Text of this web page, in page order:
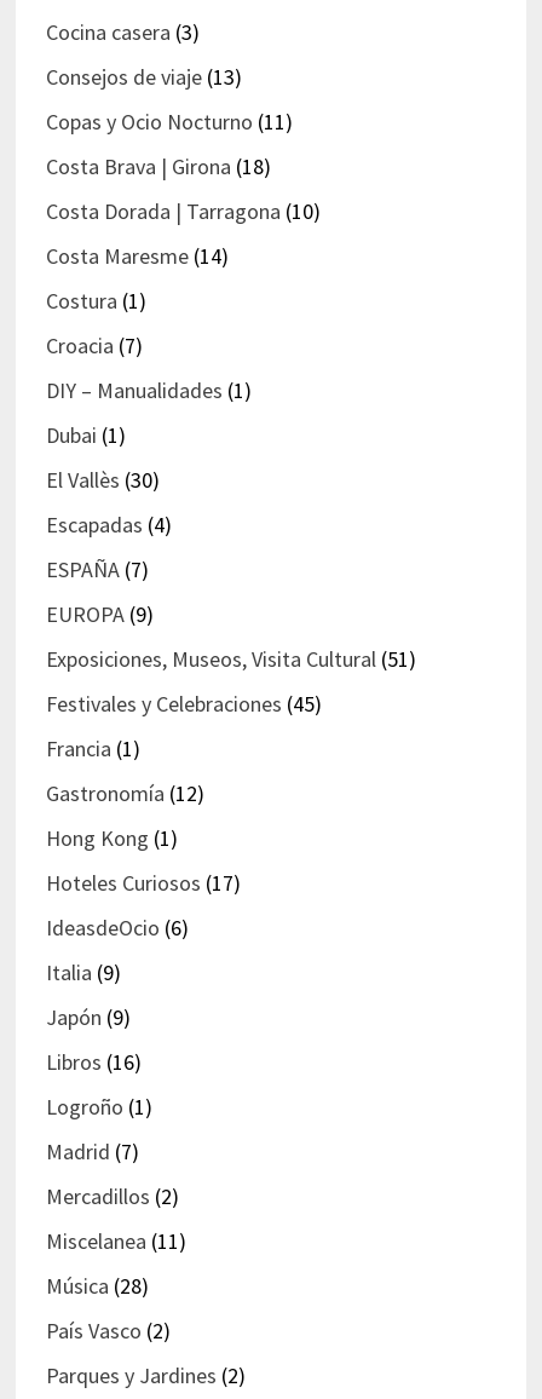
Cocina casera (3)
Consejos de viaje(13)
Copas y Ocio Nocturno (11)
Costa Brava | Girona (18)
Costa Dorada | Tarragona (10)
Costa Maresme(14)
Costura (1)
Croacia (7)
DIY – Manualidades (1)
Dubai (1)
El Vallès (30)
Escapadas (4)
ESPAÑA(7)
EUROPA(9)
Exposiciones, Museos, Visita Cultural(51)
Festivales y Celebraciones (45)
Francia (1)
Gastronomía (12)
Hong Kong (1)
Hoteles Curiosos (17)
IdeasdeOcio (6)
Italia (9)
Japón (9)
Libros (16)
Logroño (1)
Madrid (7)
Mercadillos (2)
Miscelanea (11)
Música (28)
País Vasco (2)
Parques y Jardines (2)